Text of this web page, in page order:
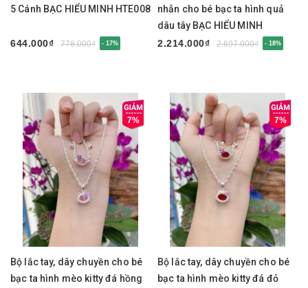
5 Cánh BẠC HIỂU MINH HTE008
644.000₫ 778.000₫ - 17%
nhẫn cho bé bạc ta hình quả
dâu tây BẠC HIỂU MINH
CBE004
2.214.000₫ 2.697.000₫ - 18%
7%
Bộ lắc tay, dây chuyền cho bé
bạc ta hình mèo kitty đá hồng
7%
Bộ lắc tay, dây chuyền cho bé
bạc ta hình mèo kitty đá đỏ